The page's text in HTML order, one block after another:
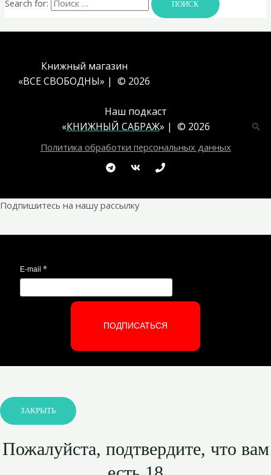
Search for:
Книжный магазин
«ВСЕ СВОБОДНЫ» | © 2026
Наш подкаст
«КНИЖНЫЙ САБРАЖ» | © 2026
Политика обработки персональных данных
Подпишитесь на нашу рассылку
E-mail *
ПОДПИСАТЬСЯ
ЗАКРЫТЬ
Пожалуйста, подтвердите, что вам